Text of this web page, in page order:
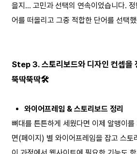
을지… 고민과 선택의 연속이었습니다.
어를 떠올리고 그중 적합한 단어를 선택
Step 3. 스토리보드와 디자인 컨셉을
뚝딱뚝딱🛠️
와이어프레임 & 스토리보드 정리
뼈대를 튼튼하게 세웠다면 이제 알맹이
면(페이지) 별 와이어프레임을 잡고 스토